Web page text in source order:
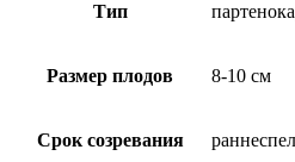
Тип
Размер плодов 8-10 см
Срок созревания